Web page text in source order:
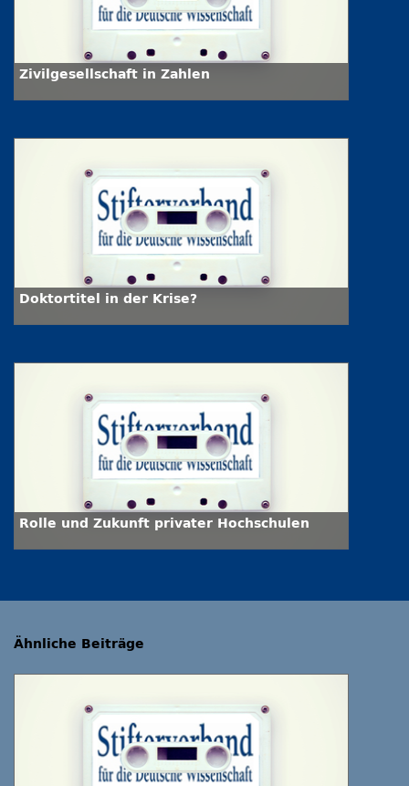
Zivilgesellschaft in Zahlen
Doktortitel in der Krise?
Rolle und Zukunft privater Hochschulen
Ähnliche Beiträge